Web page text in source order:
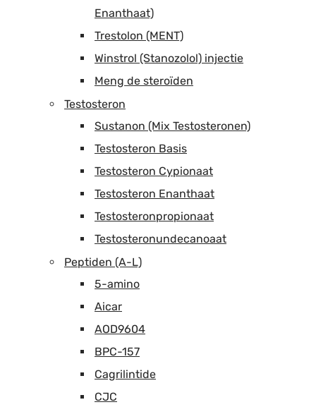
Enanthaat)
Trestolon (MENT)
Winstrol (Stanozolol) injectie
Meng de steroïden
Testosteron
Sustanon (Mix Testosteronen)
Testosteron Basis
Testosteron Cypionaat
Testosteron Enanthaat
Testosteronpropionaat
Testosteronundecanoaat
Peptiden (A-L)
5-amino
Aicar
AOD9604
BPC-157
Cagrilintide
CJC